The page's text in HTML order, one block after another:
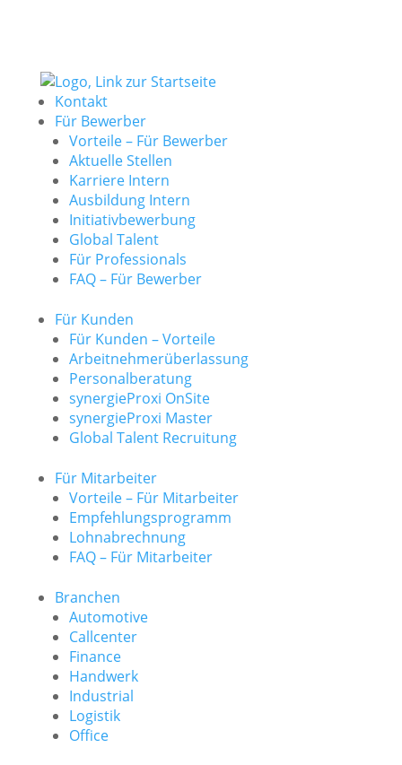
Kontakt
Für Bewerber
Vorteile – Für Bewerber
Aktuelle Stellen
Karriere Intern
Ausbildung Intern
Initiativbewerbung
Global Talent
Für Professionals
FAQ – Für Bewerber
Für Kunden
Für Kunden – Vorteile
Arbeitnehmerüberlassung
Personalberatung
synergieProxi OnSite
synergieProxi Master
Global Talent Recruitung
Für Mitarbeiter
Vorteile – Für Mitarbeiter
Empfehlungsprogramm
Lohnabrechnung
FAQ – Für Mitarbeiter
Branchen
Automotive
Callcenter
Finance
Handwerk
Industrial
Logistik
Office